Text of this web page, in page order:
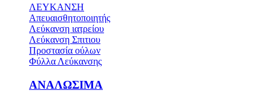
ΛΕΥΚΑΝΣΗ
Απευαισθητοποιητής
Λεύκανση ιατρείου
Λεύκανση Σπιτιου
Προστασία ούλων
Φύλλα Λεύκανσης
ΑΝΑΛΩΣΙΜΑ